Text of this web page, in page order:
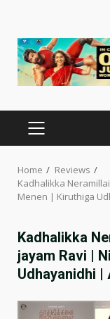
PRIMARY
MENU
Home
Reviews
Kadhalikka
Menen | Kiruthiga
Kadhalikka
jayam Ravi |
Udhayanidhi |